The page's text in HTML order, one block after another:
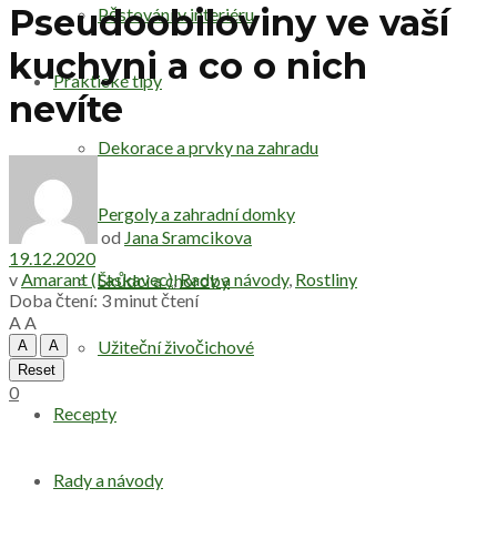
Pěstování v interiéru
Praktické tipy
Dekorace a prvky na zahradu
Pergoly a zahradní domky
Škůdci a choroby
Užiteční živočichové
Recepty
Rady a návody
Pseudoobiloviny ve vaší
kuchyni a co o nich
nevíte
od Jana Sramcikova
19.12.2020
vAmarant (Laskavec),Rady a návody, Rostliny
Doba čtení: 3 minut čtení
AA
A
A
Reset
0